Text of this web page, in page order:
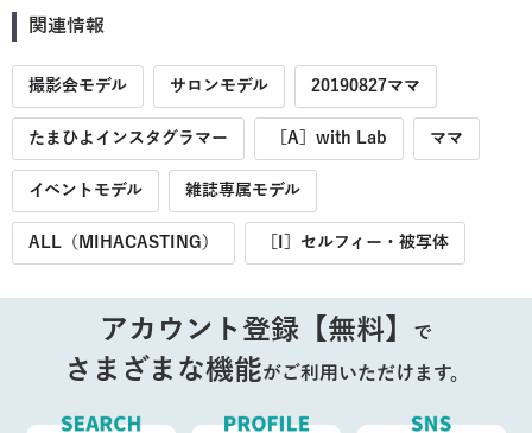
関連情報
撮影会モデル サロンモデル 20190827ママ
たまひよインスタグラマー ［A］with Lab ママ
イベントモデル 雑誌専属モデル
ALL（MIHACASTING） ［I］セルフィー・被写体
アカウント登録【無料】 で
さまざまな機能がご利用いただけます。